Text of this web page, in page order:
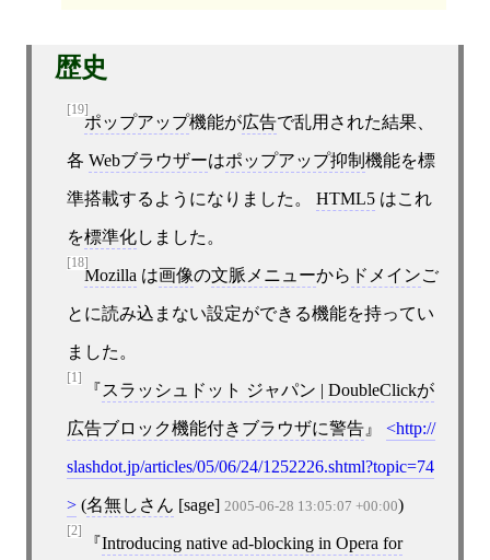
歴史
[19]
ポップアップ機能が広告で乱用された結果、
各 Webブラウザーはポップアップ抑制 機能を標
準搭載するようになりました。 HTML5はこれ
を標準化しました。
[18]
Mozilla は画像の文脈メニューから ドメインご
とに読み込まない設定ができる機能を持ってい
ました。
[1]
スラッシュドット ジャパン | DoubleClickが
広告ブロック機能付きブラウザに警告 http://
slashdot.jp/articles/05/06/24/1252226.shtml?topic=74
(名無しさん [sage] 2005-06-28 13:05:07 +00:00)
[2]
Introducing native ad-blocking in Opera for